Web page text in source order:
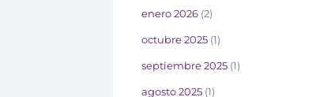
enero 2026 (2)
octubre 2025 (1)
septiembre 2025 (1)
agosto 2025 (1)